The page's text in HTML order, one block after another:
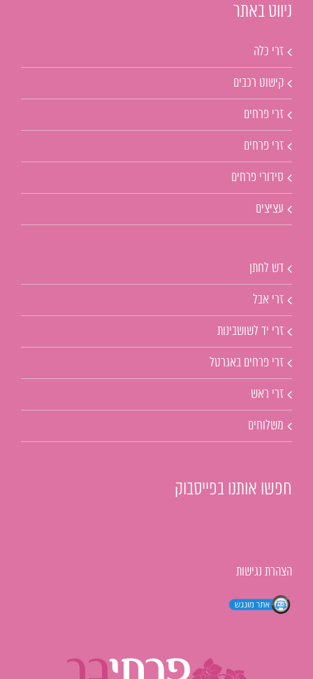
ניווט באתר
זרי כלה
קישוט רכבים
זרי פרחים
זרי פרחים
סידורי פרחים
עציצים
דש לחתן
זרי אבל
זרי יד לשושבינות
זרי פרחים באגרטל
זרי ראש
משלוחים
חפשו אותנו בפייסבוק
הצהרת נגישות